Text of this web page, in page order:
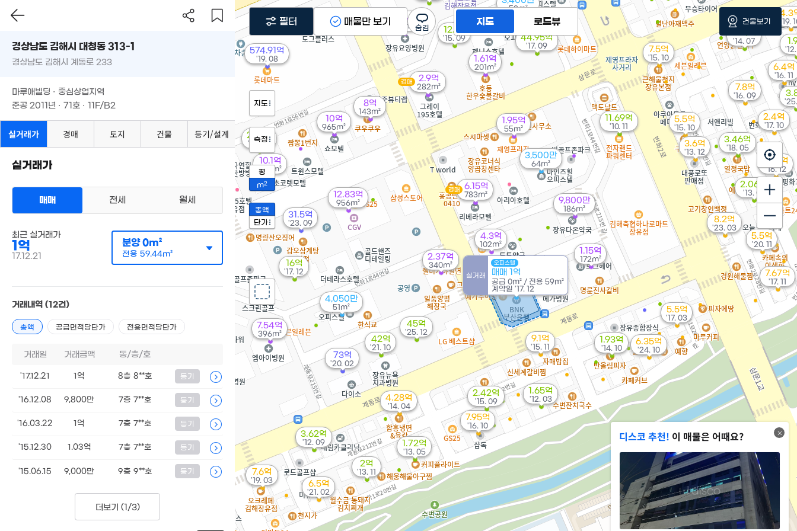
2.9억
282m²
경매
6.15억
783m²
경매
3.4억
148m²
3,500만
64m²
2.37억
340m²
45억
'25. 12
53m²
6.35억
'24. 10
4.3억
102m²
31.5억
'23. 09
1.61억
201m²
8.2억
'23. 03
1.15억
172m²
42억
'21. 10
7.54억
396m²
6.5억
'21. 02
10억
965m²
5.5억
'20. 11
10.1억
698m²
73억
'20. 02
4.3
'19.
574.91억
'19. 08
9,800만
186m²
7.6억
'19. 03
3.46억
'18. 05
실거래
오피스텔
매매 1억
공급 0m² / 전용 59m²
계약일 '17. 12
16억
'17. 12 7.67억
'17. 11
12.83억
956m²
2.4억
'17. 10
44.95억
'17. 09
5.5억
'17. 03
7.37억
'16. 12
8,804만
117m²
6.4억
'16. 11
7.95억
'16. 10
7.8억
'16. 09
9.1억
'15. 11
5.5억
'15. 10
7.5억
'15. 10
12.1억
'15. 09
2.42억
'15. 09
8억
143m²
1.93억
'14. 10
'14. 07
1.95억
55m²
4.28억
'14. 04
3.6억
'13. 12
2억
'13. 11
1.72억
'13. 05
2.41억
'13. 03
2.06억
'13. 01
3.62억
'12. 09
1.65억
'12. 03
4,050만
51m²
11.69억
'10. 11
디스코 추천! 이 매물은 어때요?
지도 로드뷰
지도
측정
평
m2
총액
단가
필터 매물만 보기 건물보기
경상남도 김해시 대청동 313-1
경상남도 김해시 계동로 233
마루애빌딩 · 중심상업지역
준공 2011년 · 71호 · 11F/B2
실거래가 경매 토지 건물 등기/설계
실거래가
매매 전세 월세
최근 실거래가
1억
17.12.21
분양0m²
전용 59.44m²
거래내역 (12건)
총액 공급면적당단가 전용면적당단가
거래일 거래금액 동/층/호
'17.12.21 1억 8층 8**호 등기
'16.12.08 9,800만 7층 7**호 등기
'16.03.22 1억 7층 7**호 등기
'15.12.30 1.03억 7층 7**호 등기
'15.06.15 9,000만 9층 9**호 등기
더보기 (1/3)